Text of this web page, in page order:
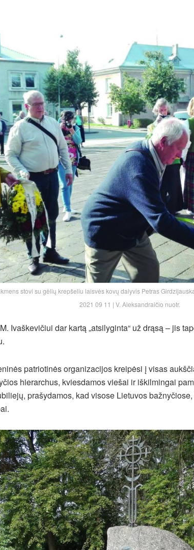
stovi su gėlių krepšeliu laisvės kovų dalyvis Petras
2021 09 11 | V. Aleksandraičio nuotr.
Ivaškevičiui dar kartą „atsilyginta“ už drąsą – jis
patriotinės organizacijos kreipėsi į visas
hierarchus, kviesdamos viešai ir iškilmingai
prašydamos, kad visose Lietuvos